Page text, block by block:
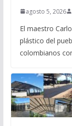
agosto 5, 2026
El maestro
plástico del
colombianos